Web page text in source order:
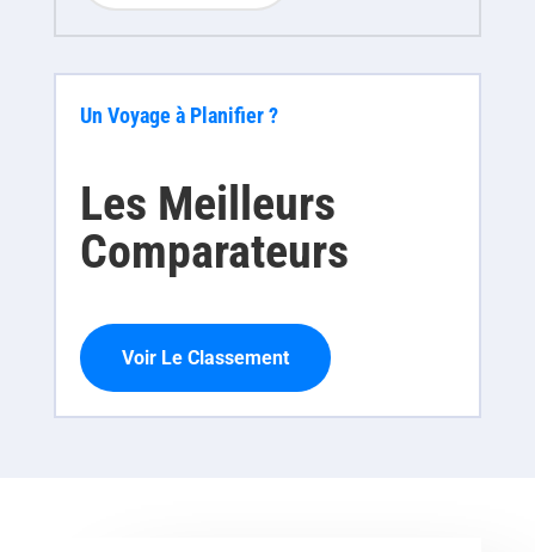
Un Voyage à Planifier ?
Les Meilleurs
Comparateurs
Voir Le Classement